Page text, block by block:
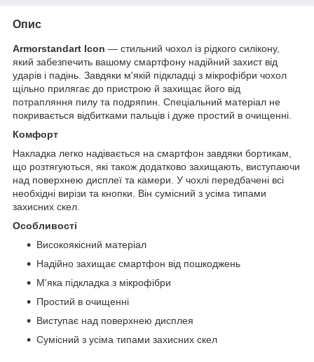
Опис
Armorstandart Icon — стильний чохол із рідкого силікону,
який забезпечить вашому смартфону надійний захист від
ударів і падінь. Завдяки м'якій підкладці з мікрофібри чохол
щільно прилягає до пристрою й захищає його від
потрапляння пилу та подряпин. Спеціальний матеріал не
покривається відбитками пальців і дуже простий в очищенні.
Комфорт
Накладка легко надівається на смартфон завдяки бортикам,
що розтягуються, які також додатково захищають, виступаючи
над поверхнею дисплеї та камери. У чохлі передбачені всі
необхідні вирізи та кнопки. Він сумісний з усіма типами
захисних скел.
Особливості
Високоякісний матеріал
Надійно захищає смартфон від пошкоджень
М'яка підкладка з мікрофібри
Простий в очищенні
Виступає над поверхнею дисплея
Сумісний з усіма типами захисних скел